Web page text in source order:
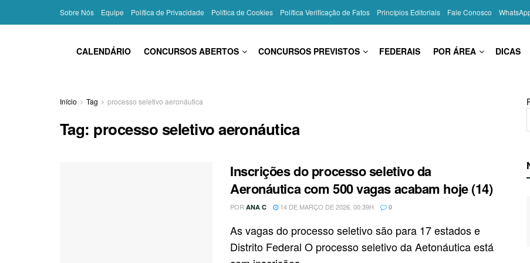
Sobre Nós Equipe Política de Privacidade Política de Cookies Política Verificação de Fatos Princípios Editoriais Fale Conosco
CALENDÁRIO CONCURSOS ABERTOS CONCURSOS PREVISTOS FEDERAIS POR ÁREA DICAS
Início Tag processo seletivo aeronáutica
Tag: processo seletivo aeronáutica
Inscrições do processo seletivo da
Aeronáutica com 500 vagas acabam hoje (14)
POR ANA C 14 DE MARÇO DE 2026, 00:39H 0
As vagas do processo seletivo são para 17 estados e
Distrito Federal O processo seletivo da Aetonáutica está